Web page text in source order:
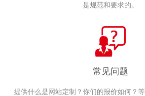
是规范和要求的。
常见问题
提供什么是网站定制？你们的报价如何？等